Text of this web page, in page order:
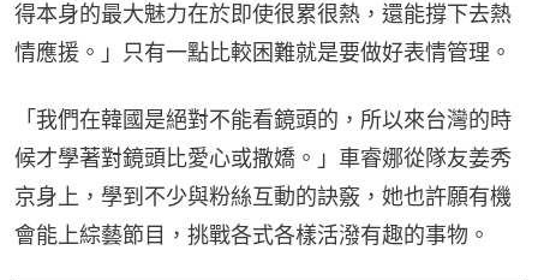
得本身的最大魅力在於即使很累很熱，還能撐下去熱
情應援。」只有一點比較困難就是要做好表情管理。
「我們在韓國是絕對不能看鏡頭的，所以來台灣的時
候才學著對鏡頭比愛心或撒嬌。」車睿娜從隊友姜秀
京身上，學到不少與粉絲互動的訣竅，她也許願有機
會能上綜藝節目，挑戰各式各樣活潑有趣的事物。